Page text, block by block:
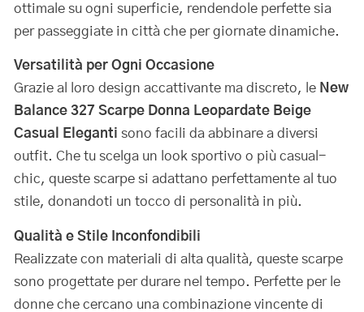
ottimale su ogni superficie, rendendole perfette sia
per passeggiate in città che per giornate dinamiche.
Versatilità per Ogni Occasione
Grazie al loro design accattivante ma discreto, le New
Balance 327 Scarpe Donna Leopardate Beige
Casual Eleganti sono facili da abbinare a diversi
outfit. Che tu scelga un look sportivo o più casual-
chic, queste scarpe si adattano perfettamente al tuo
stile, donandoti un tocco di personalità in più.
Qualità e Stile Inconfondibili
Realizzate con materiali di alta qualità, queste scarpe
sono progettate per durare nel tempo. Perfette per le
donne che cercano una combinazione vincente di